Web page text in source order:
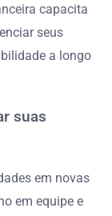
capacita
seus
a longo
suas
em novas
em equipe e